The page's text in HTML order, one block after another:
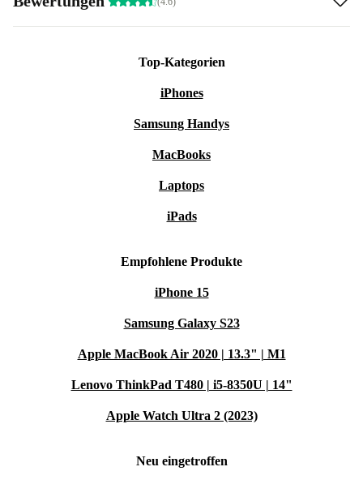
Top-Kategorien
iPhones
Samsung Handys
MacBooks
Laptops
iPads
Empfohlene Produkte
iPhone 15
Samsung Galaxy S23
Apple MacBook Air 2020 | 13.3" | M1
Lenovo ThinkPad T480 | i5-8350U | 14"
Apple Watch Ultra 2 (2023)
Neu eingetroffen